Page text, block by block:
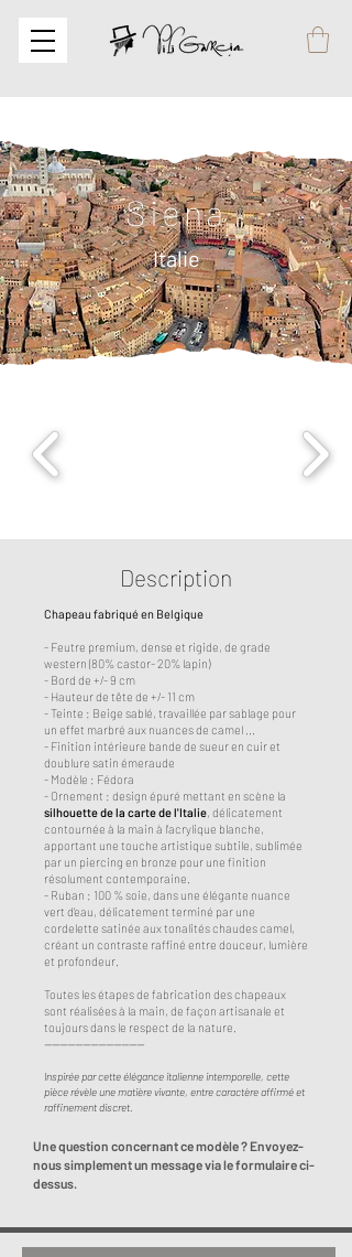
Siena
Italie
Description
Chapeau fabriqué en Belgique
- Feutre premium, dense et rigide, de grade
western (80% castor- 20% lapin)
- Bord de +/- 9 cm
- Hauteur de tête de +/- 11 cm
- Teinte : Beige sablé, travaillée par sablage pour
un effet marbré aux nuances de camel ...
- Finition intérieure bande de sueur en cuir et
doublure satin émeraude
- Modèle : Fédora
- Ornement : design épuré mettant en scène la
silhouette de la carte de l'Italie, délicatement
contournée à la main à l'acrylique blanche,
apportant une touche artistique subtile, sublimée
par un piercing en bronze pour une finition
résolument contemporaine.
- Ruban : 100 % soie, dans une élégante nuance
vert d’eau, délicatement terminé par une
cordelette satinée aux tonalités chaudes camel,
créant un contraste raffiné entre douceur, lumière
et profondeur.
Toutes les étapes de fabrication des chapeaux
sont réalisées à la main, de façon artisanale et
toujours dans le respect de la nature.
​​--------------------------
Inspirée par cette élégance italienne intemporelle, cette
pièce révèle une matière vivante, entre caractère affirmé et
raffinement discret.
Une question concernant ce modèle ? Envoyez-
nous simplement un message via le formulaire ci-
dessus.